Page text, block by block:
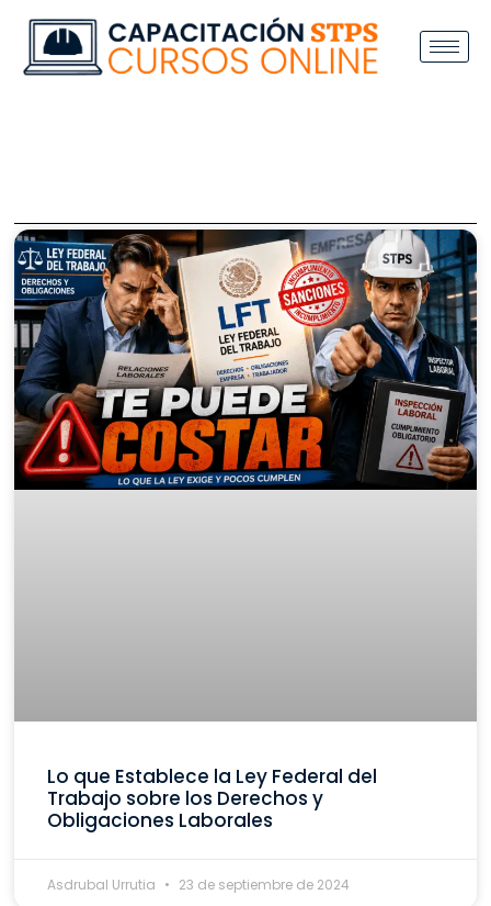
Lo que Establece la Ley Federal del
Trabajo sobre los Derechos y
Obligaciones Laborales
Asdrubal Urrutia 23 de septiembre de 2024